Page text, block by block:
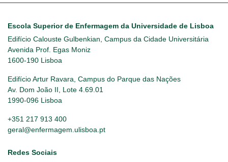
Escola Superior de Enfermagem da Universidade de Lisboa
Edifício Calouste Gulbenkian, Campus da Cidade Universitária
Avenida Prof. Egas Moniz
1600-190 Lisboa
Edifício Artur Ravara, Campus do Parque das Nações
Av. Dom João II, Lote 4.69.01
1990-096 Lisboa
+351 217 913 400
geral@enfermagem.ulisboa.pt
Redes Sociais